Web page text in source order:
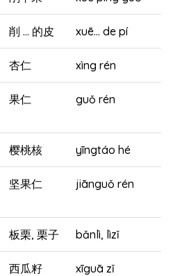
削 … 的皮 xuē… de pí
杏仁 xìng rén
果仁 guǒ rén
樱桃核 yīngtáo hé
坚果仁 jiānguǒ rén
板栗, 栗子 bǎnlì, lìzǐ
西瓜籽 xīguā zǐ